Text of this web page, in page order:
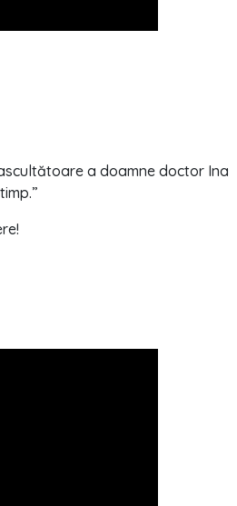
a doamne doctor Ina